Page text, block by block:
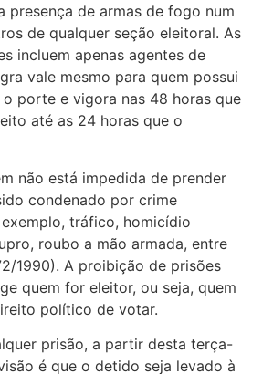
presença de armas de fogo num
de qualquer seção eleitoral. As
incluem apenas agentes de
vale mesmo para quem possui
o porte e vigora nas 48 horas que
até as 24 horas que o
não está impedida de prender
condenado por crime
tráfico, homicídio
roubo a mão armada, entre
1990). A proibição de prisões
quem for eleitor, ou seja, quem
político de votar.
prisão, a partir desta terça-
é que o detido seja levado à